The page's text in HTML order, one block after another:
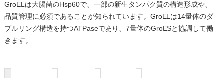
GroELは大腸菌のHsp60で、一部の新生タンパク質の構造形成や、
品質管理に必須であることが知られています。GroELは14量体のダ
ブルリング構造を持つATPaseであり、7量体のGroESと協調して働
きます。